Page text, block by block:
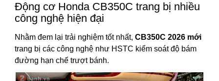
Động cơ Honda CB350C trang bị nhiều
công nghệ hiện đại
Nhằm đem lại trải nghiệm tốt nhất, CB350C 2026 mới
trang bị các công nghệ như HSTC kiểm soát độ bám
đường hạn chế trượt bánh.